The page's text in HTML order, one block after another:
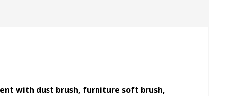
with dust brush, furniture soft brush,